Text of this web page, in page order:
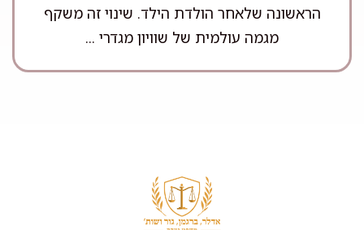
הראשונה שלאחר הולדת הילד. שינוי זה משקף
מגמה עולמית של שוויון מגדרי ...